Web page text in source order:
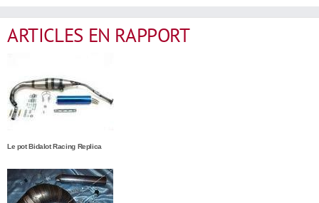
ARTICLES EN RAPPORT
Le pot Bidalot Racing Replica